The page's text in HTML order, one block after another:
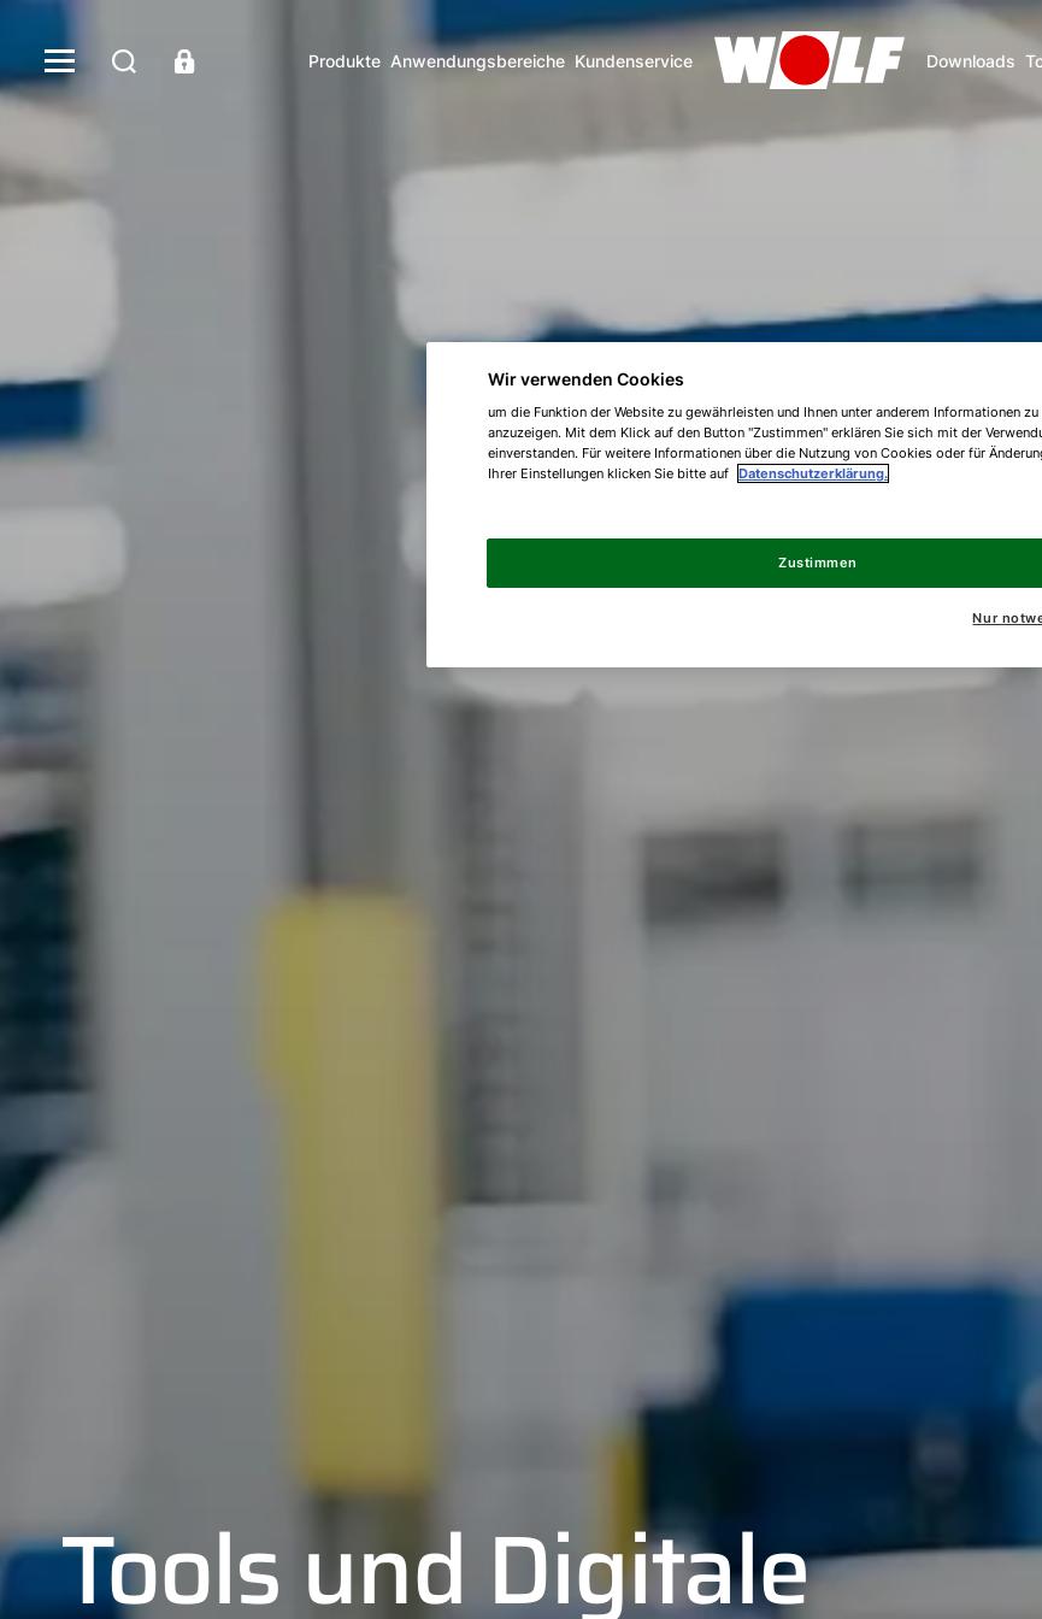
Produkte Anwendungsbereiche Kundenservice Downloads
Tools und Digitale
Wir verwenden Cookies
um die Funktion der Website zu gewährleisten und Ihnen unter anderem Informationen zu
anzuzeigen. Mit dem Klick auf den Button "Zustimmen" erklären Sie sich mit der
einverstanden. Für weitere Informationen über die Nutzung von Cookies oder für
Ihrer Einstellungen klicken Sie bitte auf Datenschutzerklärung.
Nur
Zustimmen